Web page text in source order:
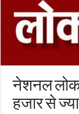
नेशनल लोक
हजार से